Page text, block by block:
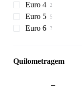
Euro 4
Euro 5
Euro 6
Quilometragem
–